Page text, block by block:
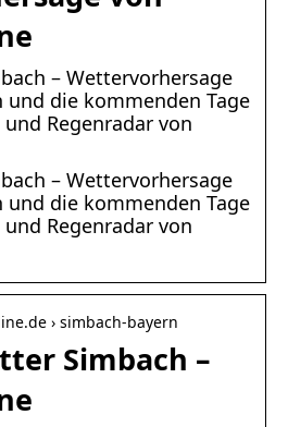
– Wettervorhersage
die kommenden Tage
Regenradar von
– Wettervorhersage
die kommenden Tage
Regenradar von
› simbach-bayern
Simbach –